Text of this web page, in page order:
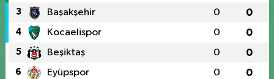
3 Başakşehir 0 0
4 Kocaelispor 0 0
5 Beşiktaş 0 0
6 Eyüpspor 0 0